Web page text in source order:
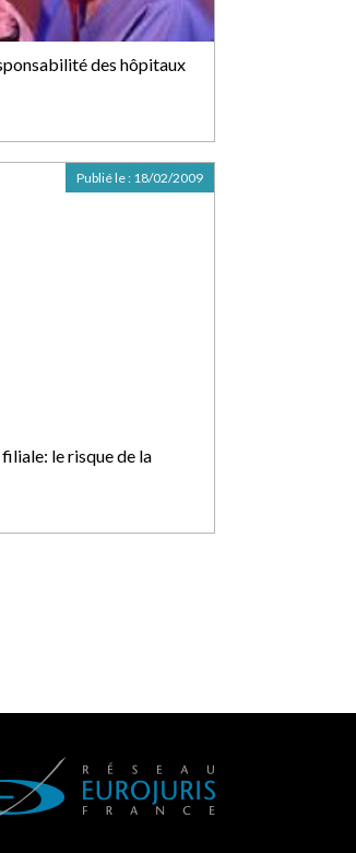
des hôpitaux
le risque de la
Publié le : 18/02/2009